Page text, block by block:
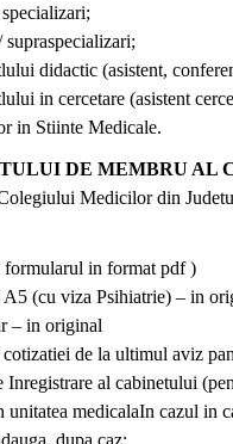
supraspecializari;
didactic (asistent,
in cercetare (asistent
in Stiinte Medicale.
DE MEMBRU AL
Medicilor din
formularul in format pdf )
A5 (cu viza Psihiatrie) – in
– in original
de la ultimul aviz
Inregistrare al cabinetului
unitatea medicalaIn cazul in
dupa caz: